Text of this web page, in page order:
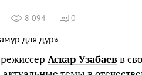
8 094 0
Аскар Узабаевв